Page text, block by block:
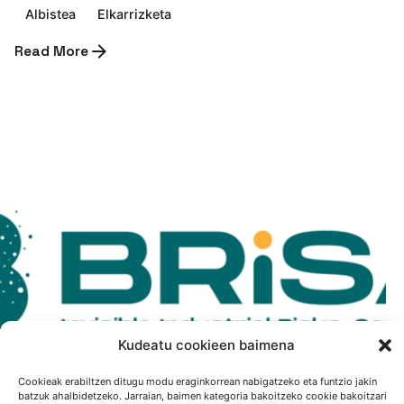
Kudeatu cookieen baimena
Cookieak erabiltzen ditugu modu eraginkorrean nabigatzeko eta funtzio jakin
batzuk ahalbidetzeko. Jarraian, baimen kategoria bakoitzeko cookie bakoitzari
Albistea Elkarrizketa
Read More